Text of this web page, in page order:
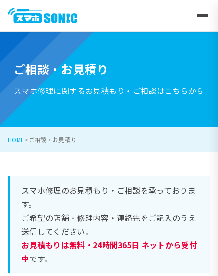
ご相談・お見積り
スマホ修理に関するお見積もり・ご相談はこちらから
HOME ご相談・お見積り
スマホ修理のお見積もり・ご相談を承っておりま
す。
ご希望の店舗・修理内容・連絡先をご記入のうえ
送信してください。
お見積もりは無料・24時間365日 ネットから受付
中です。